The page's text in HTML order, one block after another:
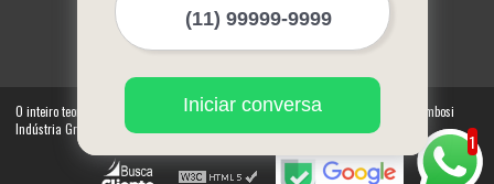
Mapa do site
Mais Serviços
O inteiro teor deste site está sujeito à proteção de direitos autorais. Copyright© Tambosi
Indústria Gráfica (Lei 9610 de 19/02/1998)
1
Iniciar conversa